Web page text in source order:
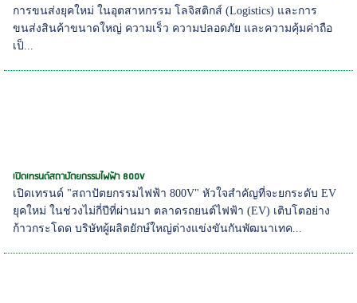
การขนส่งยุคใหม่ ในอุตสาหกรรม โลจิสติกส์ (Logistics) และการ
ขนส่งสินค้าขนาดใหญ่ ความเร็ว ความปลอดภัย และความคุ้มค่าถือ
เป็...
เปิดเทรนด์สถาปัตยกรรมไฟฟ้า 800V
เปิดเทรนด์ "สถาปัตยกรรมไฟฟ้า 800V" หัวใจสำคัญที่จะยกระดับ EV
ยุคใหม่ ในช่วงไม่กี่ปีที่ผ่านมา ตลาดรถยนต์ไฟฟ้า (EV) เติบโตอย่าง
ก้าวกระโดด บริษัทผู้ผลิตยักษ์ใหญ่ต่างแข่งขันกันพัฒนาเทค...